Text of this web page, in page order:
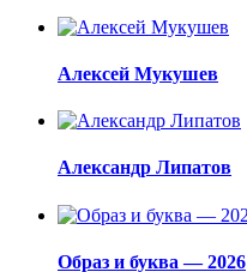
Алексей Мукушев
Александр Липатов
Образ и буква — 2026